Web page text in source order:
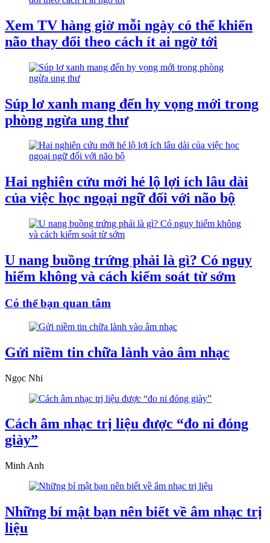
Xem TV hàng giờ mỗi ngày có thể khiến
não thay đổi theo cách ít ai ngờ tới
Súp lơ xanh mang đến hy vọng mới trong
phòng ngừa ung thư
Hai nghiên cứu mới hé lộ lợi ích lâu dài
của việc học ngoại ngữ đối với não bộ
U nang buồng trứng phải là gì? Có nguy
hiểm không và cách kiểm soát từ sớm
Có thể bạn quan tâm
Gửi niềm tin chữa lành vào âm nhạc
Ngọc Nhi
Cách âm nhạc trị liệu được “đo ni đóng
giày”
Minh Anh
Những bí mật bạn nên biết về âm nhạc trị
liệu